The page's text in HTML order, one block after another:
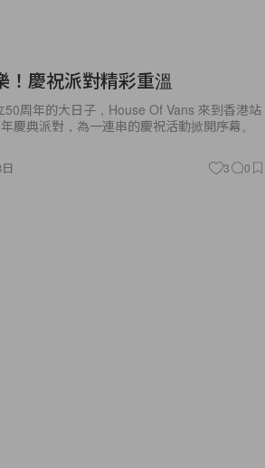
！慶祝派對精彩重溫
周年的大日子，House Of Vans 來到香港站
慶典派對，為一連串的慶祝活動掀開序幕。
3 0